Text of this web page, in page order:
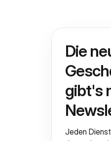
Die
gibt's
Jeden